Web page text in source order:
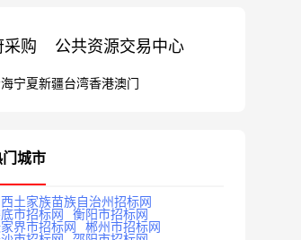
采购 公共资源交易中心
宁夏新疆台湾香港澳门
门城市
土家族苗族自治州招标网
市招标网
衡阳市招标网
界市招标网
郴州市招标网